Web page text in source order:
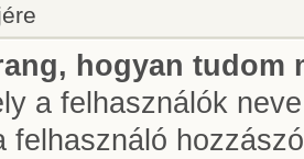
hogyan tudom
a felhasználók
felhasználó